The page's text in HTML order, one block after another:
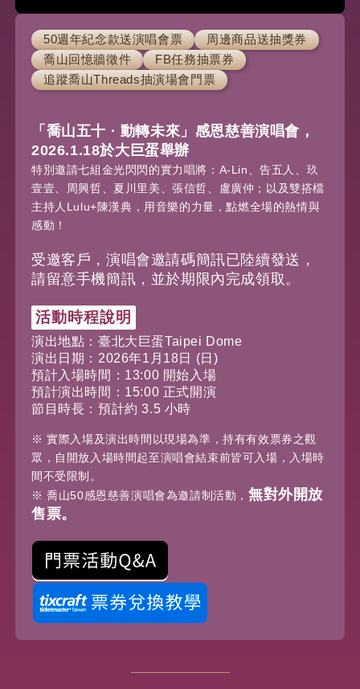
50週年紀念款送演唱會票
周邊商品送抽獎券
喬山回憶牆徵件
FB任務抽票券
追蹤喬山Threads抽演場會門票
「喬山五十 · 動轉未來」感恩慈善演唱會，
2026.1.18於大巨蛋舉辦
特別邀請七組金光閃閃的實力唱將：A-Lin、告五人、玖
壹壹、周興哲、夏川里美、張信哲、盧廣仲；以及雙搭檔
主持人Lulu+陳漢典，用音樂的力量，點燃全場的熱情與
感動！
受邀客戶，演唱會邀請碼簡訊已陸續發送，
請留意手機簡訊，並於期限內完成領取。
活動時程說明
演出地點：臺北大巨蛋Taipei Dome
演出日期：2026年1月18日 (日)
預計入場時間：13:00 開始入場
預計演出時間：15:00 正式開演
節目時長：預計約 3.5 小時
※ 實際入場及演出時間以現場為準，持有有效票券之觀
眾，自開放入場時間起至演唱會結束前皆可入場，入場時
間不受限制。
※ 喬山50感恩慈善演唱會為邀請制活動， 無對外開放
售票。